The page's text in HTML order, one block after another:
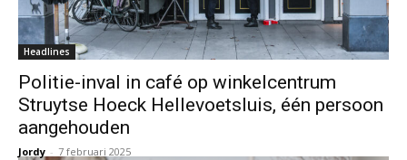
Headlines
Politie-inval in café op winkelcentrum
Struytse Hoeck Hellevoetsluis, één persoon
aangehouden
Jordy - 7 februari 2025